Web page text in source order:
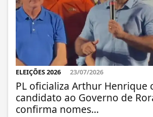
ELEIÇÕES 2026 23/07/2026
PL oficializa Arthur Henrique
candidato ao Governo de
confirma nomes...